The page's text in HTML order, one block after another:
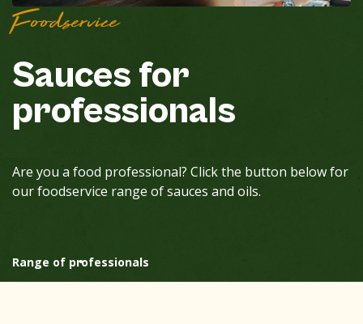
Foodservice
Sauces for
professionals
Are you a food professional? Click the button below for
our foodservice range of sauces and oils.
Range of professionals